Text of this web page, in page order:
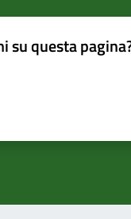
su questa